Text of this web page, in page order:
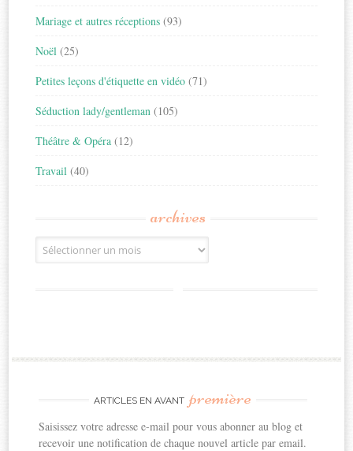
Mariage et autres réceptions (93)
Noël (25)
Petites leçons d'étiquette en vidéo (71)
Séduction lady/gentleman (105)
Théâtre & Opéra (12)
Travail (40)
archives
Archives
ARTICLES EN AVANT première
Saisissez votre adresse e-mail pour vous abonner au blog et
recevoir une notification de chaque nouvel article par email.